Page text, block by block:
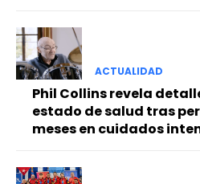
ACTUALIDAD
Phil Collins revela
estado de salud tras
meses en cuidados